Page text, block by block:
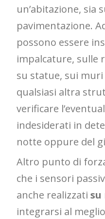
un’abitazione, sia
pavimentazione.
possono essere
impalcature, sulle
su statue, sui muri
qualsiasi altra
verificare
indesiderati in
notte oppure del
Altro punto di
che i sensori
anche realizzatisu
integrarsi al